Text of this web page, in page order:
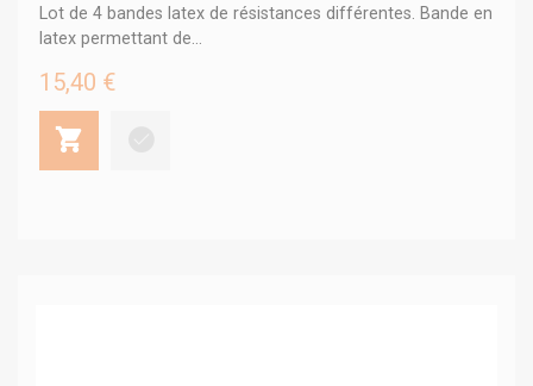
Lot de 4 bandes latex de résistances différentes. Bande en
latex permettant de...
15,40 €